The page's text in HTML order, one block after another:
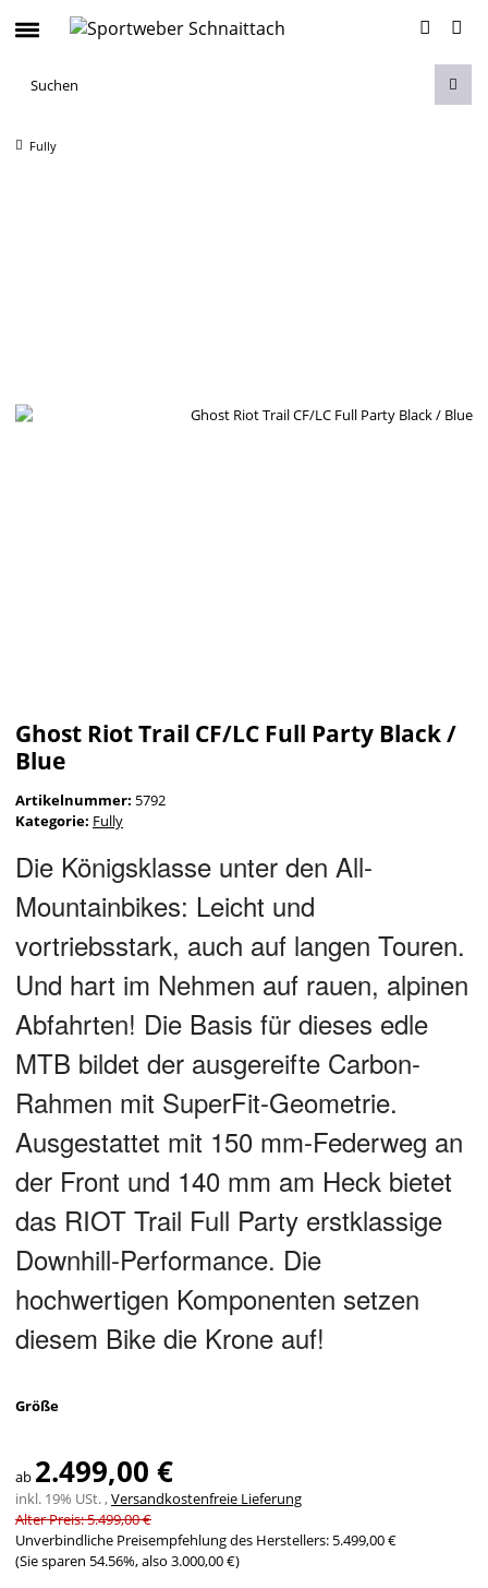
Fully
Ghost Riot Trail CF/LC Full Party Black /
Blue
Artikelnummer: 5792
Kategorie: Fully
Die Königsklasse unter den All-
Mountainbikes: Leicht und
vortriebsstark, auch auf langen Touren.
Und hart im Nehmen auf rauen, alpinen
Abfahrten! Die Basis für dieses edle
MTB bildet der ausgereifte Carbon-
Rahmen mit SuperFit-Geometrie.
Ausgestattet mit 150 mm-Federweg an
der Front und 140 mm am Heck bietet
das RIOT Trail Full Party erstklassige
Downhill-Performance. Die
hochwertigen Komponenten setzen
diesem Bike die Krone auf!
Größe
ab 2.499,00 €
inkl. 19% USt. ,Versandkostenfreie Lieferung
Alter Preis: 5.499,00 €
Unverbindliche Preisempfehlung des Herstellers: 5.499,00 €
(Sie sparen 54.56%, also 3.000,00 €)